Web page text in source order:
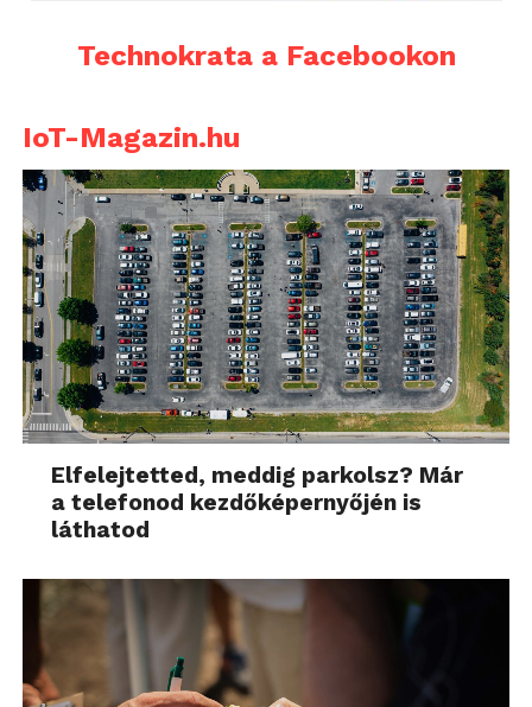
Technokrata a Facebookon
IoT-Magazin.hu
Elfelejtetted, meddig parkolsz? Már
a telefonod kezdőképernyőjén is
láthatod